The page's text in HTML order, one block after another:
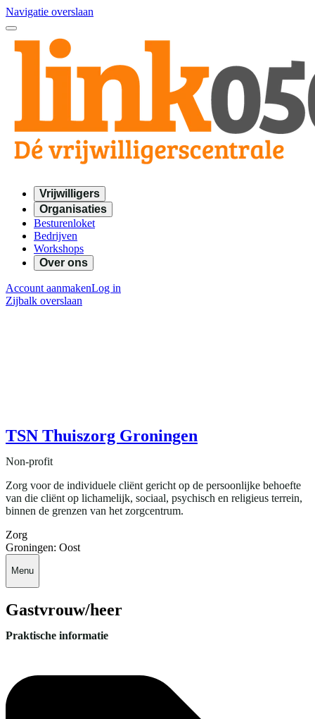
Navigatie overslaan
Vrijwilligers
Organisaties
Besturenloket
Bedrijven
Workshops
Over ons
Account aanmakenLog in
Zijbalk overslaan
TSN Thuiszorg Groningen
Non-profit
Zorg voor de individuele cliënt gericht op de persoonlijke behoefte
van die cliënt op lichamelijk, sociaal, psychisch en religieus terrein,
binnen de grenzen van het zorgcentrum.
Zorg
Groningen: Oost
Menu
Gastvrouw/heer
Praktische informatie